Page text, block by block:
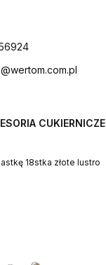
CUKIERNICZE
18stka złote lustro